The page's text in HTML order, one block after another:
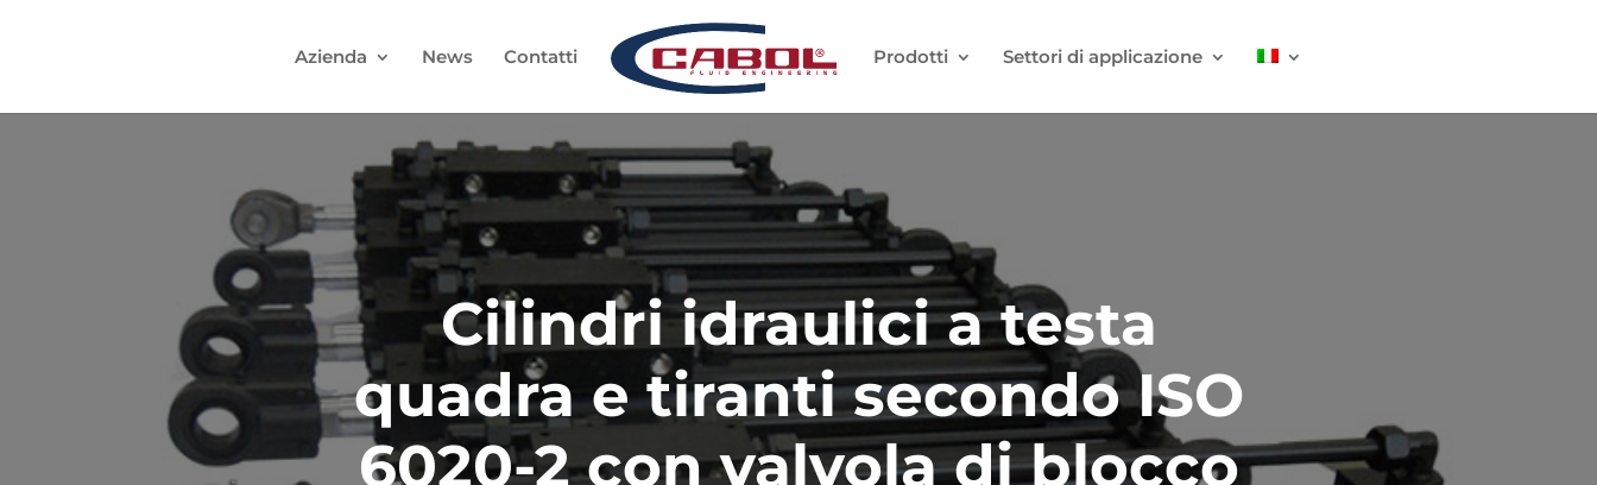
Azienda News Contatti Prodotti Settori di applicazione
Cilindri idraulici a testa
quadra e tiranti secondo ISO
6020-2 con valvola di blocco